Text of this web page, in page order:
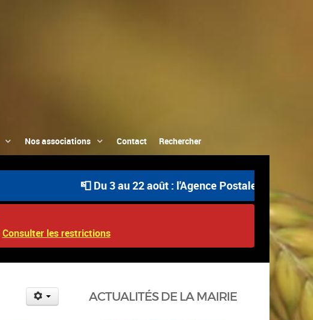
Nos associations Contact Rechercher
📮 Du 3 au 22 août : l'Agence Postale Communale
Consulter les restrictions
ACTUALITÉS DE LA MAIRIE